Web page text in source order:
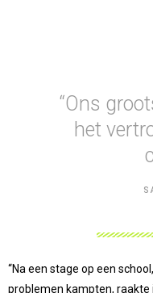
“Ons
het
“Na een stage op een
problemen kampten,